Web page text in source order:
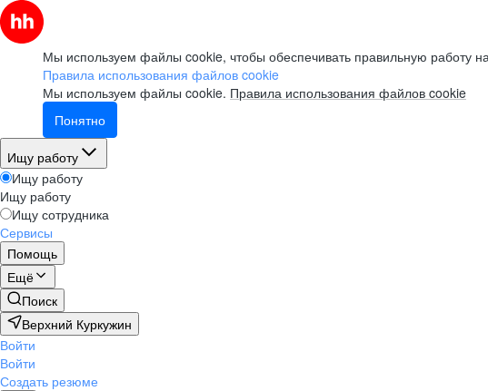
Мы используем файлы cookie, чтобы обеспечивать правильную работу
Правила использования файлов cookie
Мы используем файлы cookie. Правила использования файлов cookie
Понятно
Ищу работу
Ищу работу
Ищу работу
Ищу сотрудника
Сервисы
Помощь
Ещё
Поиск
Верхний Куркужин
Войти
Войти
Создать резюме